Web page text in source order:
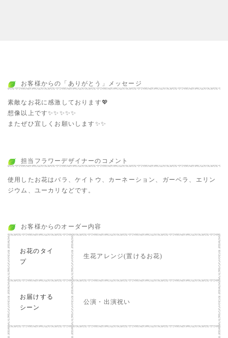
お客様からの「ありがとう」メッセージ
素敵なお花に感激しております💖
想像以上です✨✨✨✨✨
またぜひ宜しくお願いします✨✨
担当フラワーデザイナーのコメント
使用したお花はバラ、ケイトウ、カーネーション、ガーベラ、エリン
ジウム、ユーカリなどです。
お客様からのオーダー内容
お花のタイ
プ
生花アレンジ(置けるお花)
お届けする
シーン
公演・出演祝い